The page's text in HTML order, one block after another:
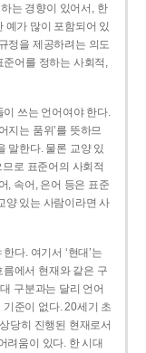
는 경향이 있어서, 한
예가 많이 포함되어 있
정을 제공하려는 의도
어를 정하는 사회적,
쓰는 언어여야 한다.
지는 품위’를 뜻하므
말한다. 물론 교양 있
로 표준어의 사회적
, 속어, 은어 등은 표준
양 있는 사람이라면 사
다. 여기서 ‘현대’는
에서 현재와 같은 구
구분과는 달리 언어
준이 없다. 20세기 초
당히 진행된 현재로서
려움이 있다. 한 시대